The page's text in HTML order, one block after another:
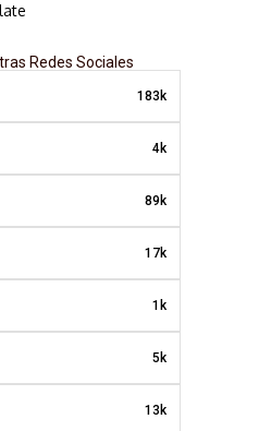
Redes Sociales
183k
4k
89k
17k
1k
5k
13k